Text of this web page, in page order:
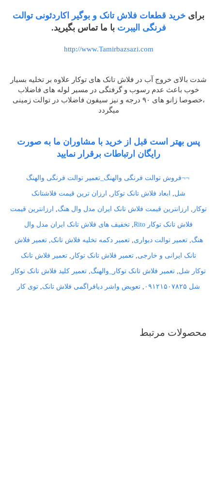
برای خرید قطعات فلاش تانک و بوگیر اکاردئونی توالت
فرنگی الیبرتبا ما تماس بگیرید.
http://www.Tamirbazsazi.com
شدت بالای خروج آب در فلاش تانک های توکار علاوه بر تخلیه بسیار
خوب باعث عدم رسوب و گرفتگی در مسیر لوله های فاضلاب
،خصوصا زانو های ۹۰ درجه و نیز سیفون فاضلاب در توالت زمینی
میگردد
پس بهتر است قبل از خرید با مشاوران ما به صورت
رایگان ارتباطات برقرار نمایید
¬¬فروش توالت فرنگی والهنگ_تعمیر توالت فرنگی والهنگ
شل, ابعاد فلاش تانک توکار , ارزان ترین قیمت فلاشتانک
توکار , ارزانترین قیمت فلاش تانک ایران مدل وال هنگ, ارزانترین قیمت
فلاش تانک توکار Rito , تخفیف های فلاش تانک ایران مدل وال
هنگ,تعمیر توالت دیواری,تعمیر دکمه تخلیه فلاش تانک,تعمیر فلاش
تانک ایرانی و خارجی, تعمیر فلاش تانک توکار , تعمیر فلاش تانک
توکار شل, تعمیر فلاش تانک توکار_والهنگ, تعمیر کلید فلاش تانک توکار
شل ۰۹۱۲۱۵۰۷۸۲۵ , تعویض واشر دیافراگمی فلاش تانک, توی کار
محصولات مرتبط